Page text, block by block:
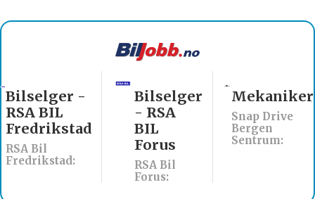
RSA Bil
Bilselger
- RSA
BIL
Forus
Snap Drive
Bergen
Sentrum:
Mekaniker
Billakkerer
søkes til
Werksta
Åsane